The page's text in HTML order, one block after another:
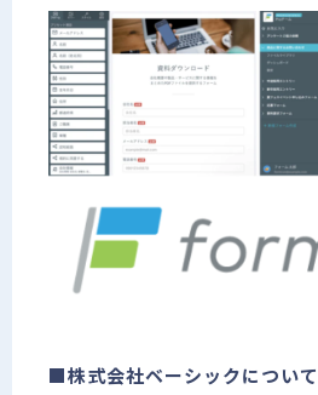
■株式会社ベーシックについて